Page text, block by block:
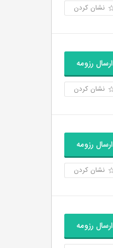
نشان کردن
ارسال رزومه
نشان کردن
ارسال رزومه
نشان کردن
ارسال رزومه